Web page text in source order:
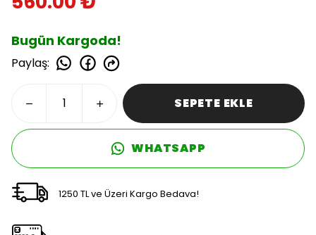
Bugün Kargoda!
Paylaş:
SEPETE EKLE
WHATSAPP
1250 TL ve Üzeri Kargo Bedava!